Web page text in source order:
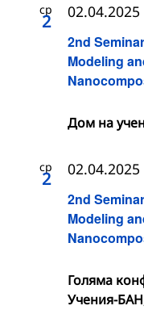
ср
2
2nd
Modeling
02.04.2025
Дом на
ср
2
2nd
Modeling
02.04.2025
Голяма
Учения-